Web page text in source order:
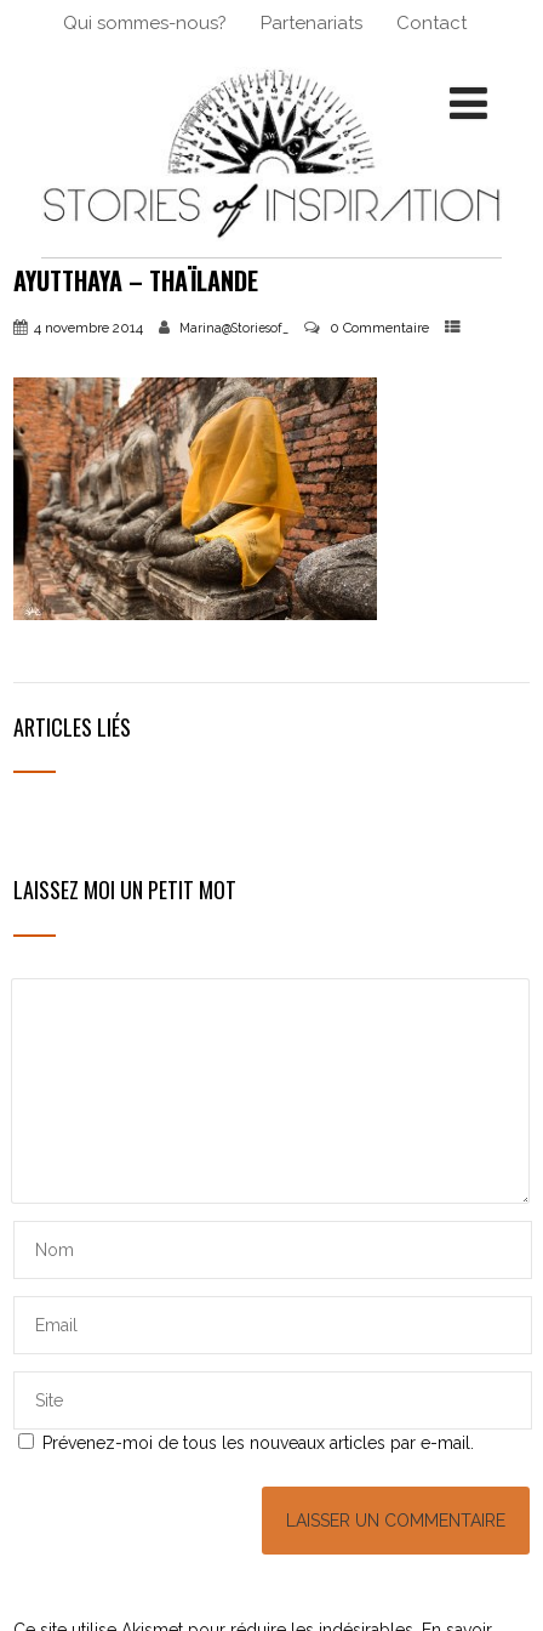
Qui sommes-nous? Partenariats Contact
AYUTTHAYA – THAÏLANDE
4 novembre 2014 Marina@Storiesof_ 0 Commentaire
ARTICLES LIÉS
LAISSEZ MOI UN PETIT MOT
Prévenez-moi de tous les nouveaux articles par e-mail.